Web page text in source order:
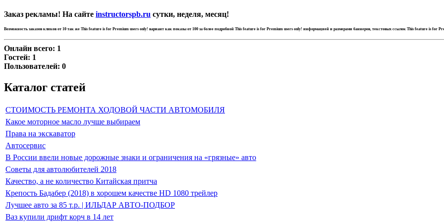
Заказ рекламы! На сайте instructorspb.ru сутки, неделя, месяц!
Возможность заказов кликов от 10 так же This feature is for Premium users only! вариант как показы от 100 за более подробной This feature is for Premium users only! информацией и размерами баннеров, текстовых ссылок This feature is for
Онлайн всего: 1
Гостей: 1
Пользователей: 0
Каталог статей
СТОИМОСТЬ РЕМОНТА ХОДОВОЙ ЧАСТИ АВТОМОБИЛЯ
Какое моторное масло лучше выбираем
Права на экскаватор
Автосервис
В России ввели новые дорожные знаки и ограничения на «грязные» авто
Советы для автолюбителей 2018
Качество, а не количество Китайская притча
Крепость Бадабер (2018) в хорошем качестве HD 1080 трейлер
Лучшее авто за 85 т.р. | ИЛЬДАР АВТО-ПОДБОР
Ваз купили дрифт корч в 14 лет